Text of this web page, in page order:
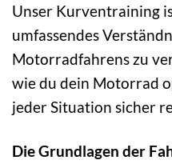
Unser Kurventraining
umfassendes
Motorradfahrens zu
wie du dein Motorrad
jeder Situation sicher
Die Grundlagen der